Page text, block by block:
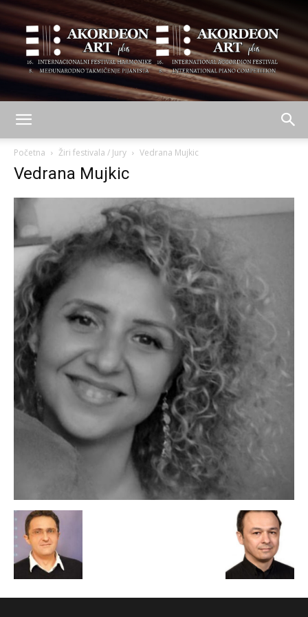
plus
Početna Žiri festivala / Jury Vedrana Mujkic
Vedrana Mujkic